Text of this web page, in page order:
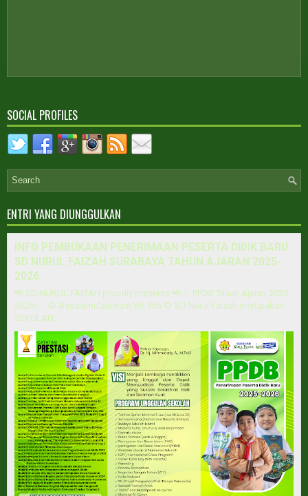
SOCIAL PROFILES
ENTRI YANG DIUNGGULKAN
INFO PEMBUKAAN PENERIMAAN PESERTA DIDIK BARU
SD NURUL FAIZAH SURABAYA TAHUN AJARAN 2025-
2026
📢 SD NURUL FAIZAH proudly presents 📢 ✨ PPDB Tahun Ajaran 2025-
2026✨ 🌻 Assalamu'alaikum Wr. Wb.🌻 SD Nurul Faizah merupakan
SEKOLAH...